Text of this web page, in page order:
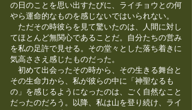
の日のことを思い出すたびに、ライチョウとの何
やら運命的なものを感じないではいられない。
ただその時彼らを見て驚いたのは、人間に対し
てほとんど無関心であることだ。自分たちの営み
を私の足許で見せる。その堂々とした落ち着きに
気高ささえ感じたものだった。
初めて出会ったその時から、その生きる舞台と
その生命力から、私が彼らの中に「神聖なるも
の」を感じるようになったのは、ごく自然なこと
だったのだろう。以降、私は山を登り続け、ライ